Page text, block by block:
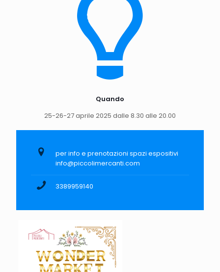
Quando
25-26-27 aprile 2025 dalle 8.30 alle 20.00
per info e prenotazioni spazi espositivi
info@piccolimercanti.com
3389959140